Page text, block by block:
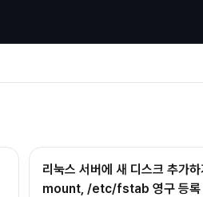
리눅스 서버에 새 디스크 추가
mount, /etc/fstab 영구 등록